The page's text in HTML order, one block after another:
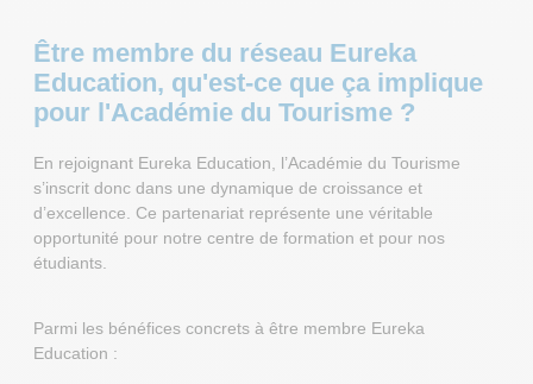
Être membre du réseau Eureka
Education, qu'est-ce que ça implique
pour l'Académie du Tourisme ?
En rejoignant Eureka Education, l’Académie du Tourisme
s’inscrit donc dans une dynamique de croissance et
d’excellence. Ce partenariat représente une véritable
opportunité pour notre centre de formation et pour nos
étudiants.
Parmi les bénéfices concrets à être membre Eureka
Education :